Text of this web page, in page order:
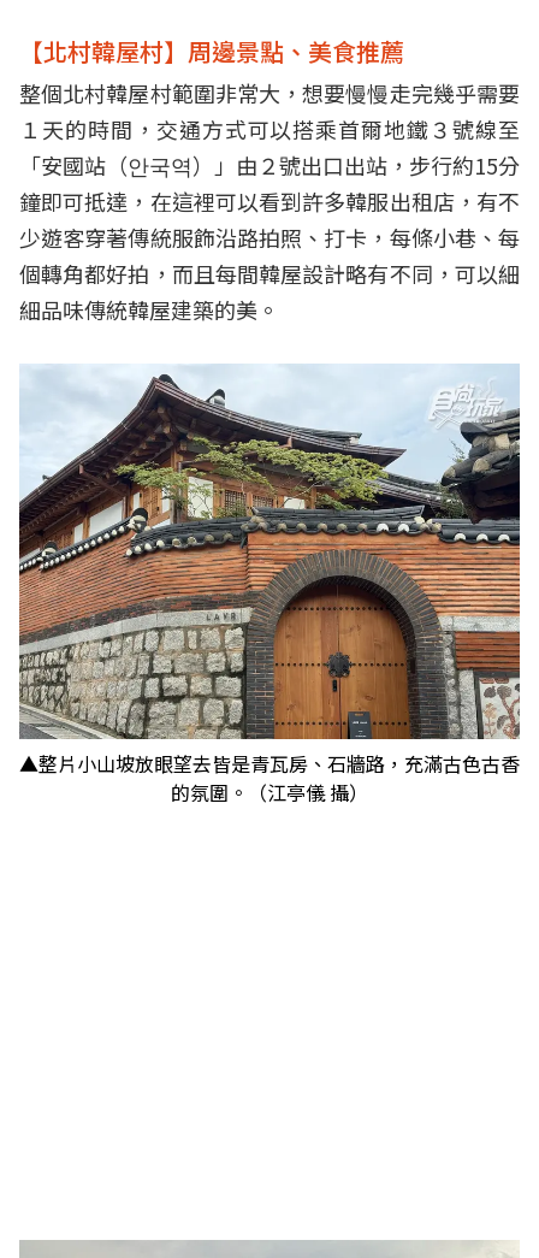
【北村韓屋村】周邊景點、美食推薦
整個北村韓屋村範圍非常大，想要慢慢走完幾乎需要
１天的時間，交通方式可以搭乘首爾地鐵３號線至
「安國站（안국역）」由２號出口出站，步行約15分
鐘即可抵達，在這裡可以看到許多韓服出租店，有不
少遊客穿著傳統服飾沿路拍照、打卡，每條小巷、每
個轉角都好拍，而且每間韓屋設計略有不同，可以細
細品味傳統韓屋建築的美。
▲整片小山坡放眼望去皆是青瓦房、石牆路，充滿古色古香
的氛圍。（江亭儀 攝）